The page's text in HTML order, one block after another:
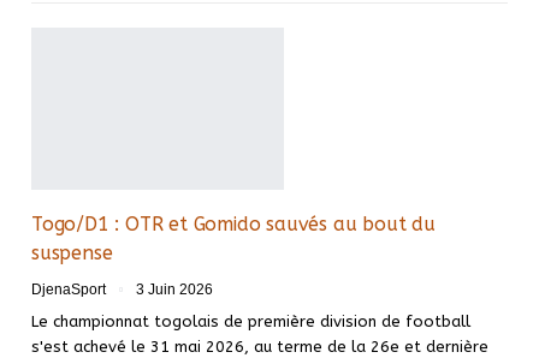
Togo/D1 : OTR et Gomido sauvés au bout du
suspense
DjenaSport 3 Juin 2026
Le championnat togolais de première division de football
s'est achevé le 31 mai 2026, au terme de la 26e et dernière